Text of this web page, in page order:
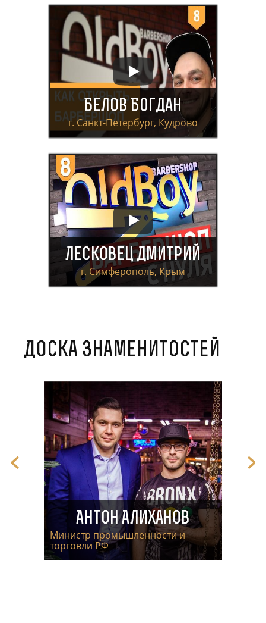
Белов Богдан
г. Санкт-Петербург, Кудрово
Лесковец Дмитрий
г. Симферополь, Крым
Доска знаменитостей
Антон Алиханов
Министр промышленности и
торговли РФ